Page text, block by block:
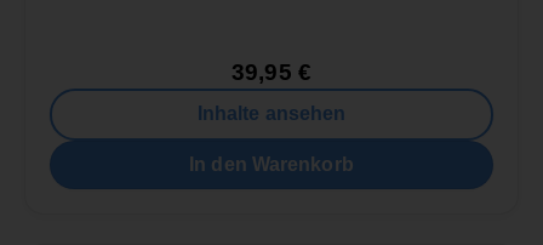
39,95 €
Inhalte ansehen
In den Warenkorb